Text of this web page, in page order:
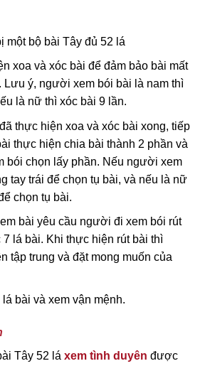
một bộ bài Tây đủ 52 lá
xoa và xóc bài để đảm bảo bài mất
Lưu ý, người xem bói bài là nam thì
là nữ thì xóc bài 9 lần.
thực hiện xoa và xóc bài xong, tiếp
thực hiện chia bài thành 2 phần và
bói chọn lấy phần. Nếu người xem
tay trái để chọn tụ bài, và nếu là nữ
chọn tụ bài.
bài yêu cầu người đi xem bói rút
7 lá bài. Khi thực hiện rút bài thì
tập trung và đặt mong muốn của
bài và xem vận mệnh.
Tây 52 lá xem tình duyên được